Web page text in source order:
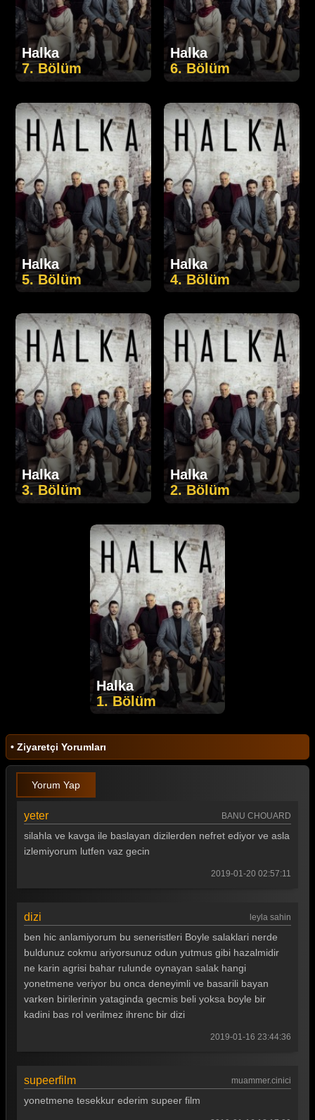
Halka
7. Bölüm
Halka
6. Bölüm
Halka
5. Bölüm
Halka
4. Bölüm
Halka
3. Bölüm
Halka
2. Bölüm
Halka
1. Bölüm
• Ziyaretçi Yorumları
Yorum Yap
yeter BANU CHOUARD
silahla ve kavga ile baslayan dizilerden nefret ediyor ve asla
izlemiyorum lutfen vaz gecin
2019-01-20 02:57:11
dizi leyla sahin
ben hic anlamiyorum bu seneristleri Boyle salaklari nerde
buldunuz cokmu ariyorsunuz odun yutmus gibi hazalmidir
ne karin agrisi bahar rulunde oynayan salak hangi
yonetmene veriyor bu onca deneyimli ve basarili bayan
varken birilerinin yataginda gecmis beli yoksa boyle bir
kadini bas rol verilmez ihrenc bir dizi
2019-01-16 23:44:36
supeerfilm muammer.cinici
yonetmene tesekkur ederim supeer film